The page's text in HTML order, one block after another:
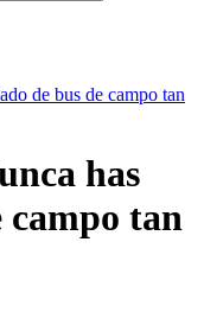
de bus de campo tan
has
campo tan